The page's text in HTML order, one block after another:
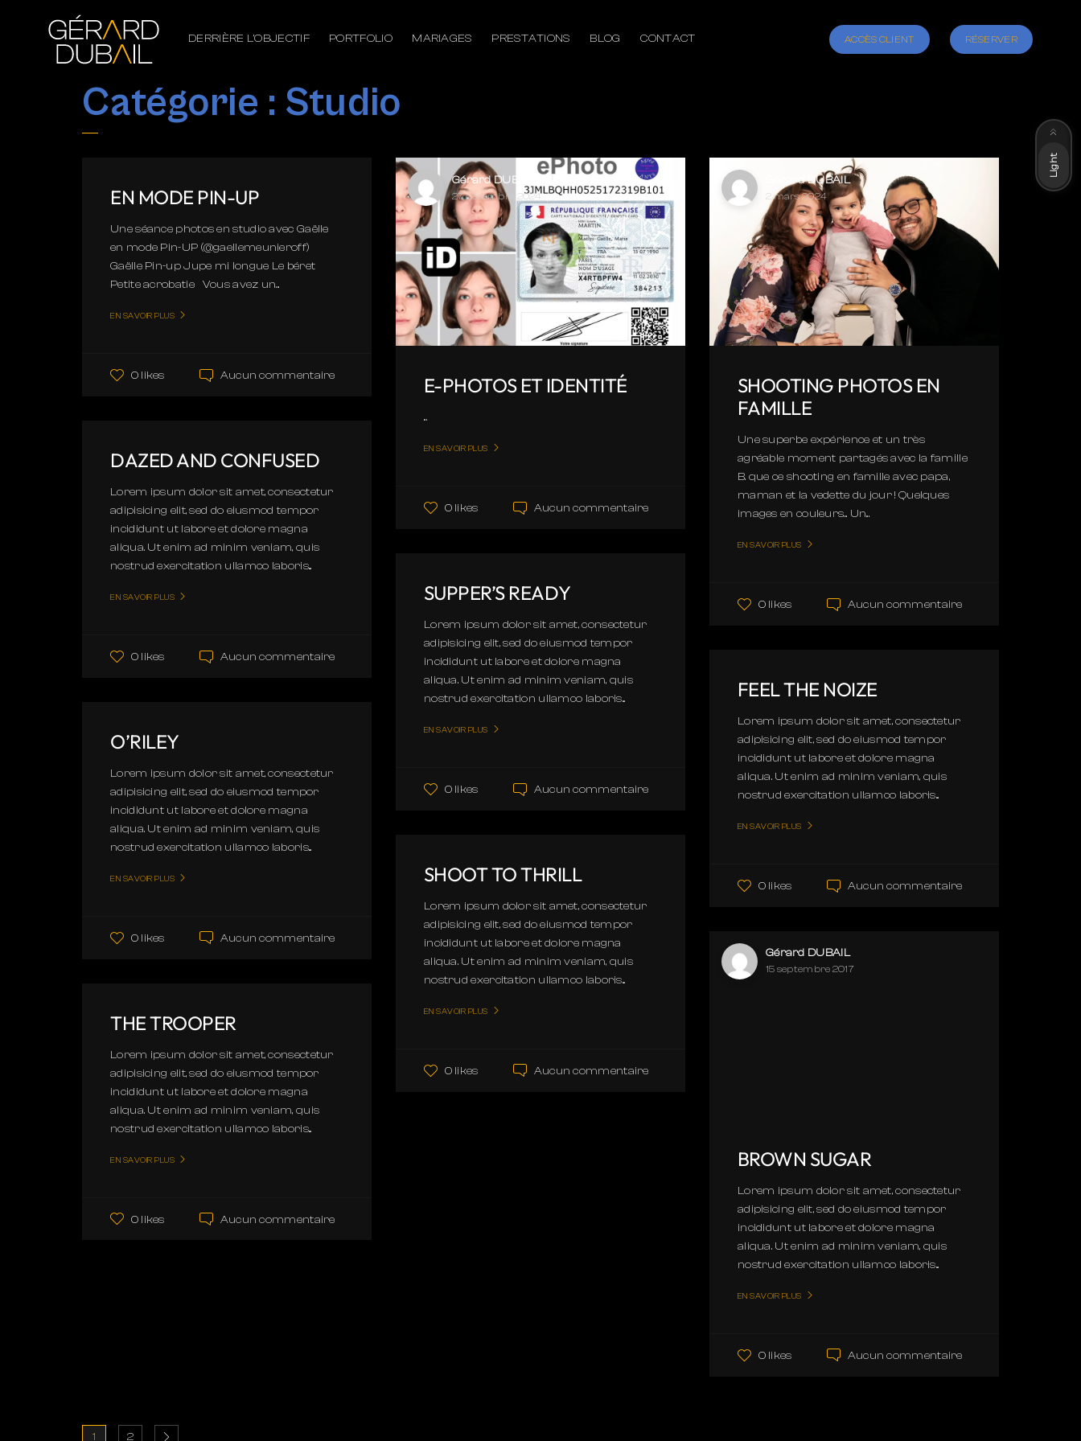
DERRIÈRE L’OBJECTIF PORTFOLIO MARIAGES PRESTATIONS BLOG CONTACT ACCÈS CLIENT RÉSERVER
Catégorie : Studio
EN MODE PIN-UP
Une séance photos en studio avec Gaëlle
en mode Pin-UP (@gaellemeunieroff)
Gaëlle Pin-up Jupe mi longue Le béret
Petite acrobatie Vous avez un...
EN SAVOIR PLUS
0 likes Aucun commentaire
Gérard DUBAIL
27 décembre 2024
E-PHOTOS ET IDENTITÉ
...
EN SAVOIR PLUS
0 likes Aucun commentaire
Gérard DUBAIL
2 mars 2024
SHOOTING PHOTOS EN
FAMILLE
Une superbe expérience et un très
agréable moment partagés avec la famille
B. que ce shooting en famille avec papa,
maman et la vedette du jour ! Quelques
images en couleurs... Un...
EN SAVOIR PLUS
0 likes Aucun commentaire
DAZED AND CONFUSED
Lorem ipsum dolor sit amet, consectetur
adipisicing elit, sed do eiusmod tempor
incididunt ut labore et dolore magna
aliqua. Ut enim ad minim veniam, quis
nostrud exercitation ullamco laboris...
EN SAVOIR PLUS
0 likes Aucun commentaire
SUPPER’S READY
Lorem ipsum dolor sit amet, consectetur
adipisicing elit, sed do eiusmod tempor
incididunt ut labore et dolore magna
aliqua. Ut enim ad minim veniam, quis
nostrud exercitation ullamco laboris...
EN SAVOIR PLUS
0 likes Aucun commentaire
FEEL THE NOIZE
Lorem ipsum dolor sit amet, consectetur
adipisicing elit, sed do eiusmod tempor
incididunt ut labore et dolore magna
aliqua. Ut enim ad minim veniam, quis
nostrud exercitation ullamco laboris...
EN SAVOIR PLUS
0 likes Aucun commentaire
O’RILEY
Lorem ipsum dolor sit amet, consectetur
adipisicing elit, sed do eiusmod tempor
incididunt ut labore et dolore magna
aliqua. Ut enim ad minim veniam, quis
nostrud exercitation ullamco laboris...
EN SAVOIR PLUS
0 likes Aucun commentaire
SHOOT TO THRILL
Lorem ipsum dolor sit amet, consectetur
adipisicing elit, sed do eiusmod tempor
incididunt ut labore et dolore magna
aliqua. Ut enim ad minim veniam, quis
nostrud exercitation ullamco laboris...
EN SAVOIR PLUS
0 likes Aucun commentaire
Gérard DUBAIL
15 septembre 2017
BROWN SUGAR
Lorem ipsum dolor sit amet, consectetur
adipisicing elit, sed do eiusmod tempor
incididunt ut labore et dolore magna
aliqua. Ut enim ad minim veniam, quis
nostrud exercitation ullamco laboris...
EN SAVOIR PLUS
0 likes Aucun commentaire
THE TROOPER
Lorem ipsum dolor sit amet, consectetur
adipisicing elit, sed do eiusmod tempor
incididunt ut labore et dolore magna
aliqua. Ut enim ad minim veniam, quis
nostrud exercitation ullamco laboris...
EN SAVOIR PLUS
0 likes Aucun commentaire
1 2
Light
Dark